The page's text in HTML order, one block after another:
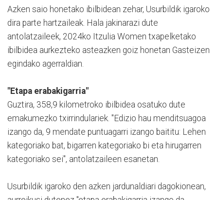
Azken saio honetako ibilbidean zehar, Usurbildik igaroko
dira parte hartzaileak. Hala jakinarazi dute
antolatzaileek, 2024ko Itzulia Women txapelketako
ibilbidea aurkezteko asteazken goiz honetan Gasteizen
egindako agerraldian.
"Etapa erabakigarria"
Guztira, 358,9 kilometroko ibilbidea osatuko dute
emakumezko txirrindulariek. "Edizio hau menditsuagoa
izango da, 9 mendate puntuagarri izango baititu: Lehen
kategoriako bat, bigarren kategoriako bi eta hirugarren
kategoriako sei", antolatzaileen esanetan.
Usurbildik igaroko den azken jardunaldiari dagokionean,